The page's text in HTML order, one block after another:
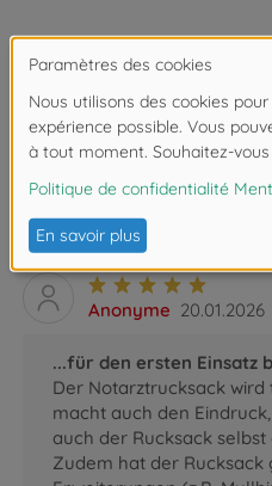
Hagen 09.02.2026
Sehr schön
Das wird ein Geschenk,
Optik ist ansprechend.
Anonyme 20.01.2026
...für den ersten Einsatz
Der Notarztrucksack
macht auch den
auch der Rucksack
Zudem hat der